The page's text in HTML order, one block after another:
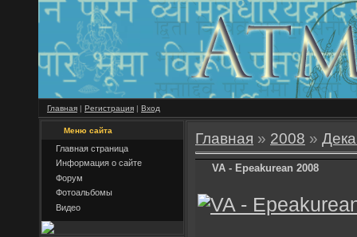
Главная | Регистрация | Вход
Меню сайта
Главная страница
Информация о сайте
Форум
Фотоальбомы
Видео
Главная » 2008 »
VA - Epeakurean 2008